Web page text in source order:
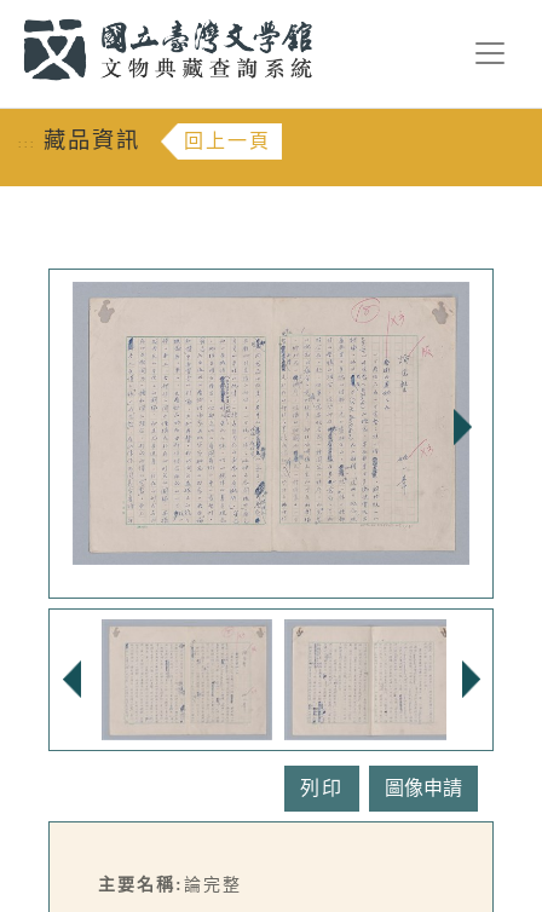
::: 藏品資訊 回上一頁
列印
主要名稱: 論完整